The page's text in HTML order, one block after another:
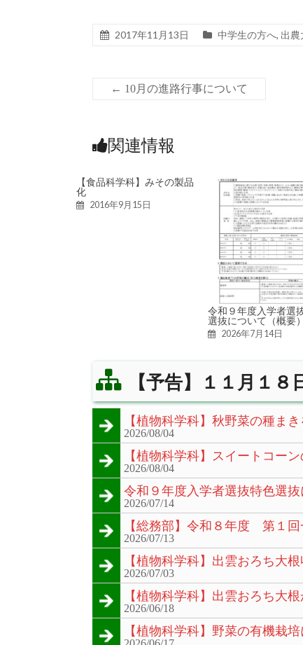
2017年11月13日 中学生の方へ, 出農
← 10月の進路行事について
関連情報
【食品科学科】みその製品
化
2016年9月15日
令和９年度入学者選
選抜について（概要）
2026年7月14日
【予告】１１月１
【植物科学科】秋野菜の種まき
2026/08/04
【植物科学科】スイートコー
2026/08/04
令和９年度入学者選抜特色選抜
2026/07/14
【総務部】令和８年度 第１
2026/07/13
【植物科学科】出雲おろち大根
2026/07/03
【植物科学科】出雲おろち大根
2026/06/18
【植物科学科】野菜の有機栽